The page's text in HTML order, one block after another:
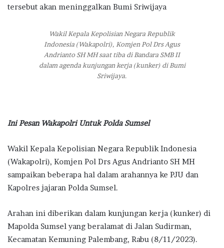
tersebut akan meninggalkan Bumi Sriwijaya
Wakil Kepala Kepolisian Negara Republik
Indonesia (Wakapolri), Komjen Pol Drs Agus
Andrianto SH MH saat tiba di Bandara SMB II
dalam agenda kunjungan kerja (kunker) di Bumi
Sriwijaya.
Ini Pesan Wakapolri Untuk Polda Sumsel
Wakil Kepala Kepolisian Negara Republik Indonesia
(Wakapolri), Komjen Pol Drs Agus Andrianto SH MH
sampaikan beberapa hal dalam arahannya ke PJU dan
Kapolres jajaran Polda Sumsel.
Arahan ini diberikan dalam kunjungan kerja (kunker) di
Mapolda Sumsel yang beralamat di Jalan Sudirman,
Kecamatan Kemuning Palembang, Rabu (8/11/2023).